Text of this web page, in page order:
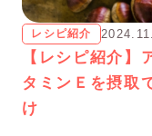
レシピ紹介
【レシピ紹介】
タミンＥを摂取
け